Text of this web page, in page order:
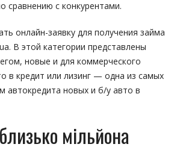
сравнению с конкурентами.
онлайн-заявку для получения займа
В этой категории представлены
новые и для коммерческого
в кредит или лизинг — одна из самых
автокредита новых и б/у авто в
мільйона